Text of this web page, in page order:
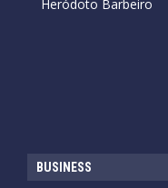
Heródoto Barbeiro
BUSINESS